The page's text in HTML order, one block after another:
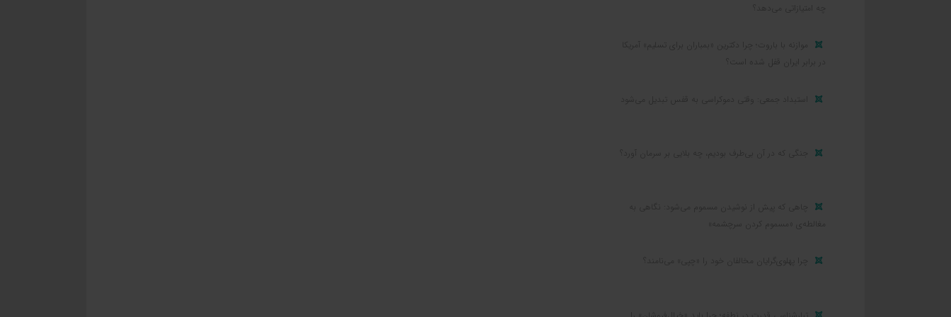
چه امتیازاتی می‌دهد؟
موازنه با باروت؛ چرا دکترین «بمباران برای تسلیم» آمریکا
جنگی که در آن بی‌طرف بودیم، چه بلایی بر سرمان آورد؟
چاهی که پیش از نوشیدن مسموم می‌شود: نگاهی به
مغالطه‌ی «مسموم کردن سرچشمه»